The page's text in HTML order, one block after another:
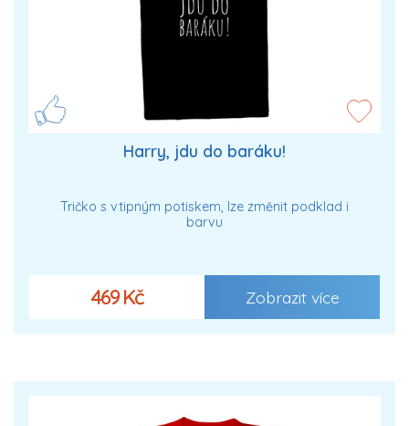
Harry, jdu do baráku!
Tričko s vtipným potiskem, lze změnit podklad i
barvu
469 Kč Zobrazit více